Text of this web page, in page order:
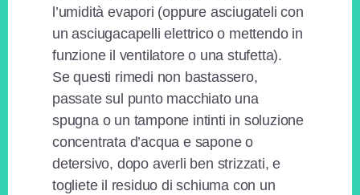
l’umidità evapori (oppure asciugateli con
un asciugacapelli elettrico o mettendo in
funzione il ventilatore o una stufetta).
Se questi rimedi non bastassero,
passate sul punto macchiato una
spugna o un tampone intinti in soluzione
concentrata d’acqua e sapone o
detersivo, dopo averli ben strizzati, e
togliete il residuo di schiuma con un